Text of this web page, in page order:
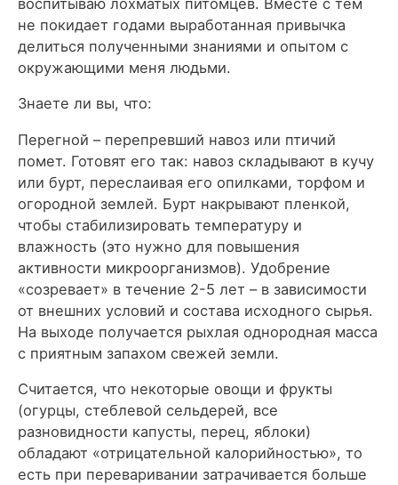
воспитываю лохматых питомцев. Вместе с тем
не покидает годами выработанная привычка
делиться полученными знаниями и опытом с
окружающими меня людьми.
Знаете ли вы, что:
Перегной – перепревший навоз или птичий
помет. Готовят его так: навоз складывают в кучу
или бурт, переслаивая его опилками, торфом и
огородной землей. Бурт накрывают пленкой,
чтобы стабилизировать температуру и
влажность (это нужно для повышения
активности микроорганизмов). Удобрение
«созревает» в течение 2-5 лет – в зависимости
от внешних условий и состава исходного сырья.
На выходе получается рыхлая однородная масса
с приятным запахом свежей земли.
Считается, что некоторые овощи и фрукты
(огурцы, стеблевой сельдерей, все
разновидности капусты, перец, яблоки)
обладают «отрицательной калорийностью», то
есть при переваривании затрачивается больше